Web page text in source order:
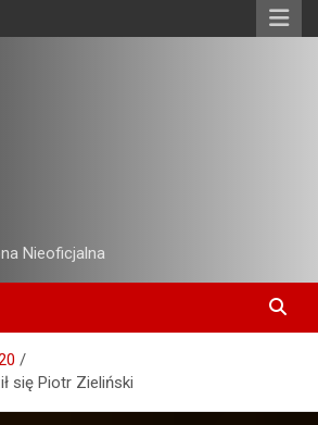
Nieoficjalna
się Piotr Zieliński